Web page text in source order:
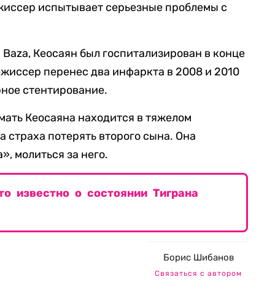
испытывает серьезные проблемы с
Кеосаян был госпитализирован в конце
перенес два инфаркта в 2008 и 2010
стентирование.
Кеосаяна находится в тяжелом
страха потерять второго сына. Она
молиться за него.
известно о состоянии Тиграна
Борис Шибанов
Связаться с автором